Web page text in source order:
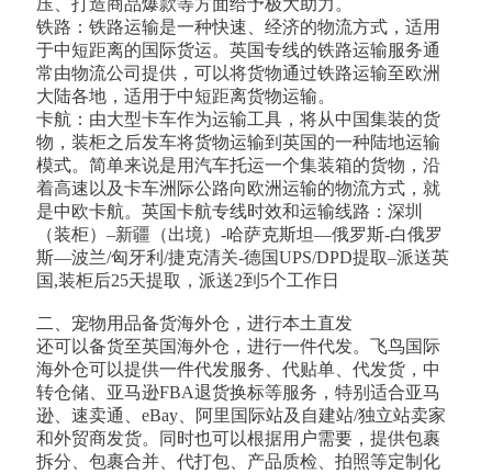
压、打造商品爆款等方面给予极大助力。
铁路：铁路运输是一种快速、经济的物流方式，适用
于中短距离的国际货运。英国专线的铁路运输服务通
常由物流公司提供，可以将货物通过铁路运输至欧洲
大陆各地，适用于中短距离货物运输。
卡航：由大型卡车作为运输工具，将从中国集装的货
物，装柜之后发车将货物运输到英国的一种陆地运输
模式。简单来说是用汽车托运一个集装箱的货物，沿
着高速以及卡车洲际公路向欧洲运输的物流方式，就
是中欧卡航。英国卡航专线时效和运输线路：深圳
（装柜）–新疆（出境）-哈萨克斯坦—俄罗斯-白俄罗
斯—波兰/匈牙利/捷克清关-德国UPS/DPD提取–派送英
国,装柜后25天提取，派送2到5个工作日
二、宠物用品备货海外仓，进行本土直发
还可以备货至英国海外仓，进行一件代发。飞鸟国际
海外仓可以提供一件代发服务、代贴单、代发货，中
转仓储、亚马逊FBA退货换标等服务，特别适合亚马
逊、速卖通、eBay、阿里国际站及自建站/独立站卖家
和外贸商发货。同时也可以根据用户需要，提供包裹
拆分、包裹合并、代打包、产品质检、拍照等定制化